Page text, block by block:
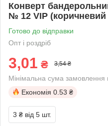
Конверт
№ 12 VIP (коричневий
Готово до відправки
Опт і роздріб
3,01 ₴ 3,54 ₴
Мінімальна сума
Економія 0.53 ₴
3 ₴ від 5 шт.